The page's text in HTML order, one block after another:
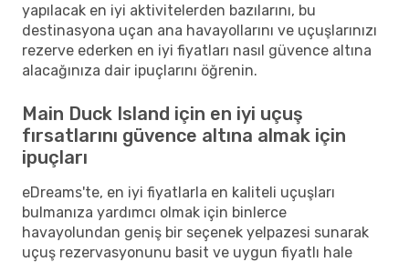
yapılacak en iyi aktivitelerden bazılarını, bu
destinasyona uçan ana havayollarını ve uçuşlarınızı
rezerve ederken en iyi fiyatları nasıl güvence altına
alacağınıza dair ipuçlarını öğrenin.
Main Duck Island için en iyi uçuş
fırsatlarını güvence altına almak için
ipuçları
eDreams'te, en iyi fiyatlarla en kaliteli uçuşları
bulmanıza yardımcı olmak için binlerce
havayolundan geniş bir seçenek yelpazesi sunarak
uçuş rezervasyonunu basit ve uygun fiyatlı hale